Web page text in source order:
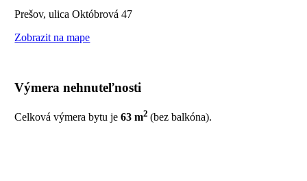
Prešov, ulica Októbrová 47
Zobrazit na mape
Výmera nehnuteľnosti
Celková výmera bytu je63 m2 (bez balkóna).